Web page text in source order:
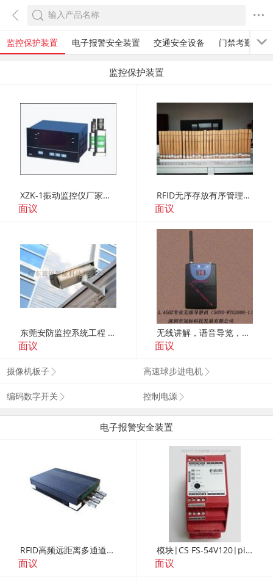
监控保护装置 电子报警安全装置 交通安全设备 门禁考勤系统
监控保护装置
XZK-1振动监控仪厂家，振动监控仪电话，在线振动监控仪价格
面议
RFID无序存放有序管理高频发光标签智能档案管理
面议
东莞安防监控系统工程 视频监控 高清监控工程
面议
无线讲解，语音导览，智慧导览
面议
摄像机板子 高速球步进电机
编码数字开关 控制电源
电子报警安全装置
RFID高频远距离多通道读写器（FR310）
面议
模块|CS FS-54V120|pizzato| 继电器
面议